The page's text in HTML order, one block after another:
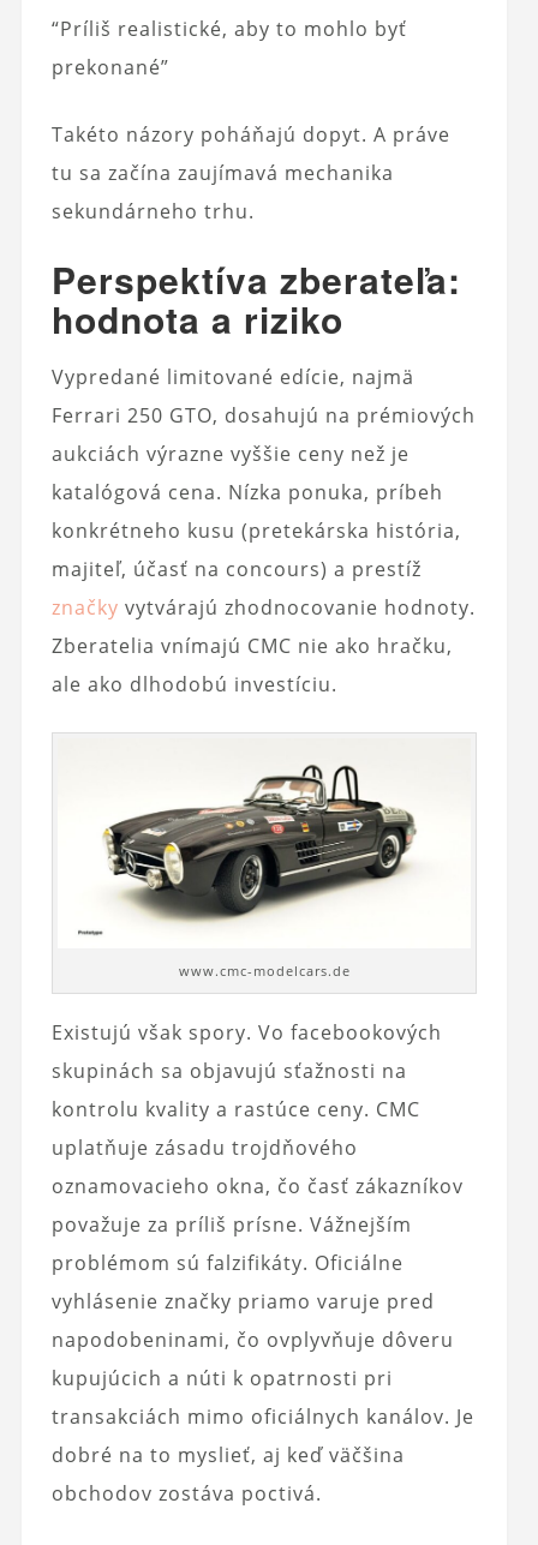
“Príliš realistické, aby to mohlo byť
prekonané”
Takéto názory poháňajú dopyt. A práve
tu sa začína zaujímavá mechanika
sekundárneho trhu.
Perspektíva zberateľa:
hodnota a riziko
Vypredané limitované edície, najmä
Ferrari 250 GTO, dosahujú na prémiových
aukciách výrazne vyššie ceny než je
katalógová cena. Nízka ponuka, príbeh
konkrétneho kusu (pretekárska história,
majiteľ, účasť na concours) a prestíž
značky vytvárajú zhodnocovanie hodnoty.
Zberatelia vnímajú CMC nie ako hračku,
ale ako dlhodobú investíciu.
www.cmc-modelcars.de
Existujú však spory. Vo facebookových
skupinách sa objavujú sťažnosti na
kontrolu kvality a rastúce ceny. CMC
uplatňuje zásadu trojdňového
oznamovacieho okna, čo časť zákazníkov
považuje za príliš prísne. Vážnejším
problémom sú falzifikáty. Oficiálne
vyhlásenie značky priamo varuje pred
napodobeninami, čo ovplyvňuje dôveru
kupujúcich a núti k opatrnosti pri
transakciách mimo oficiálnych kanálov. Je
dobré na to myslieť, aj keď väčšina
obchodov zostáva poctivá.